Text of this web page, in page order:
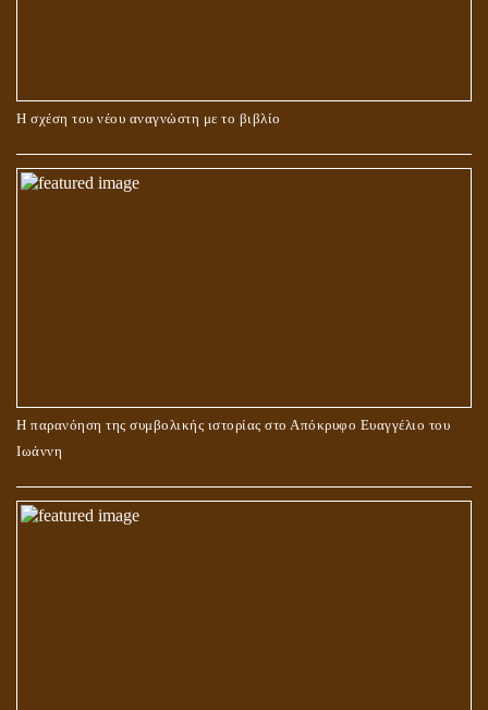
Η σχέση του νέου αναγνώστη με το βιβλίο
Η παρανόηση της συμβολικής ιστορίας στο Απόκρυφο Ευαγγέλιο του
Ιωάννη